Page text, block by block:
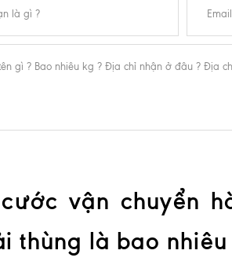
vận chuyển
thùng là bao nhiêu